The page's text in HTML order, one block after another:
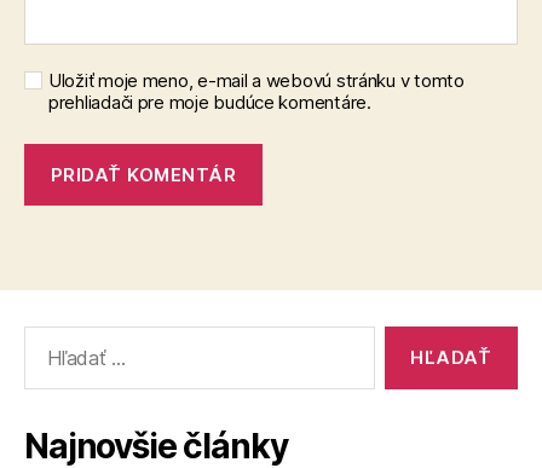
Uložiť moje meno, e-mail a webovú stránku v tomto
prehliadači pre moje budúce komentáre.
Najnovšie články